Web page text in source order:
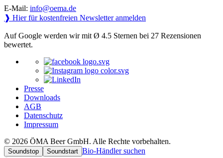
E-Mail: info@oema.de
❱ Hier für kostenfreien Newsletter anmelden
Auf Google werden wir mit Ø 4.5 Sternen bei 27 Rezensionen
bewertet.
Presse
Downloads
AGB
Datenschutz
Impressum
© 2026 ÖMA Beer GmbH. Alle Rechte vorbehalten.
Soundstop Soundstart Bio-Händler suchen